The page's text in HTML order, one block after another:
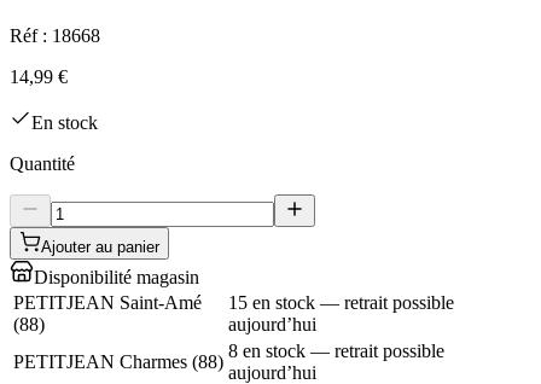
Réf : 18668
14,99 €
En stock
Quantité
Ajouter au panier
Disponibilité magasin
PETITJEAN Saint-Amé
(88)
15 en stock — retrait possible
aujourd’hui
PETITJEAN Charmes (88)
8 en stock — retrait possible
aujourd’hui